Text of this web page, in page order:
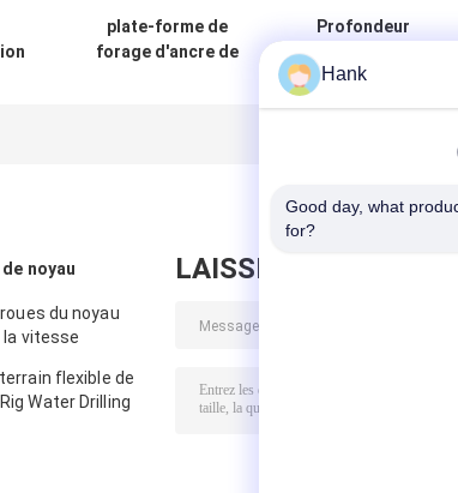
plate-forme de
forage d'ancre de
Profondeur
géotechnique
hydraulique de la
noyau
du noyau
la vitesse
flexible de
Water Drilling
LAISSEZ UN
Hank
Good day, what
for?